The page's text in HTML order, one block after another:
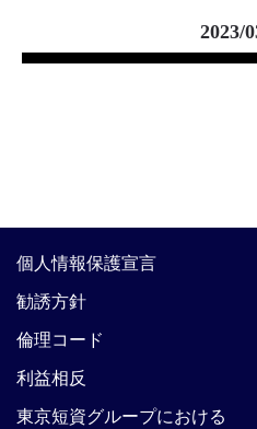
2023/
個人情報保護宣言
勧誘方針
倫理コード
利益相反
東京短資グループにおける